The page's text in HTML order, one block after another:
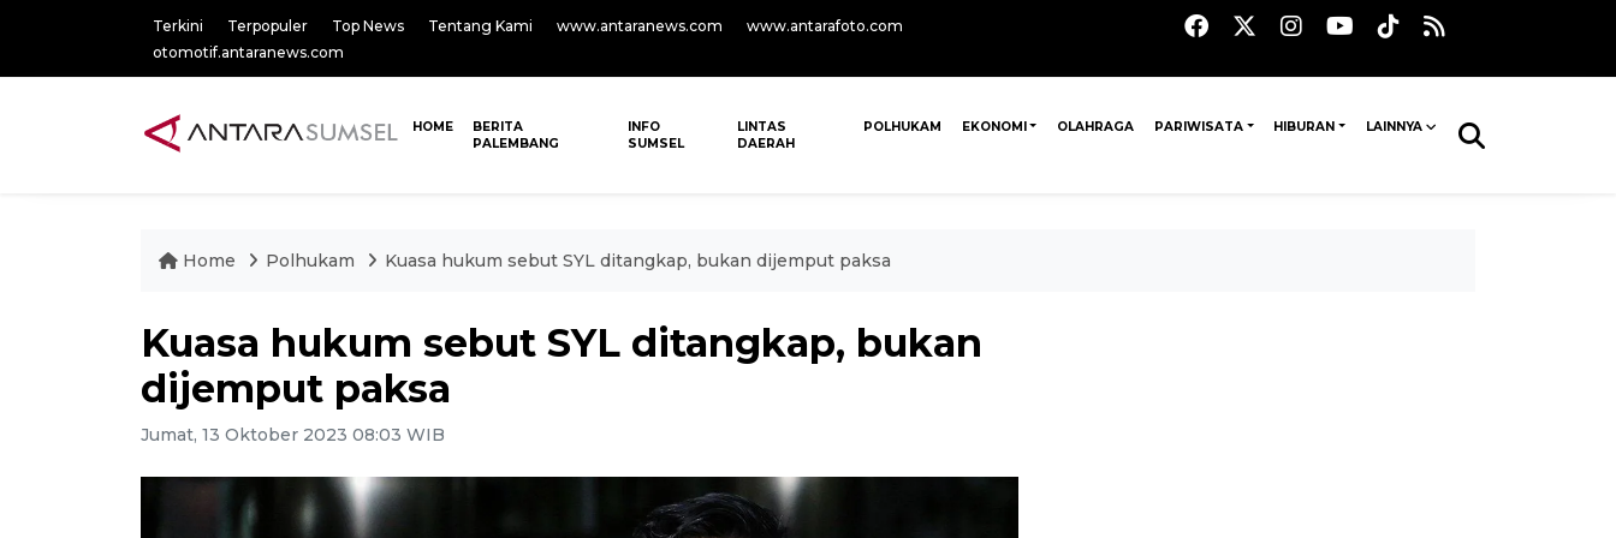
Terkini Terpopuler Top News Tentang Kami www.antaranews.com
www.antarafoto.com
otomotif.antaranews.com
HOME
BERITA
PALEMBANG
INFO
SUMSEL
LINTAS
DAERAH
POLHUKAM EKONOMI OLAHRAGA PARIWISATA HIBURAN LAINNYA
Home Polhukam Kuasa hukum sebut SYL ditangkap, bukan dijemput paksa
Kuasa hukum sebut SYL ditangkap, bukan
dijemput paksa
Jumat, 13 Oktober 2023 08:03 WIB